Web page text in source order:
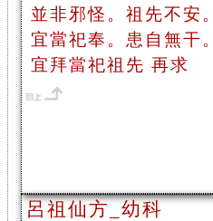
並非邪怪。祖先不安。
宜當祀奉。患自無干。
宜拜當祀祖先 再求
呂祖仙方_幼科